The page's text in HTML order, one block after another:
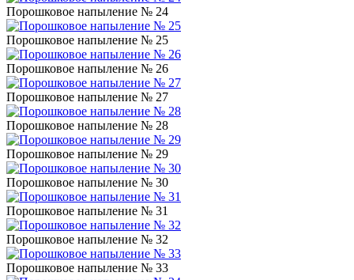
Порошковое напыление № 24
Порошковое напыление № 25
Порошковое напыление № 26
Порошковое напыление № 27
Порошковое напыление № 28
Порошковое напыление № 29
Порошковое напыление № 30
Порошковое напыление № 31
Порошковое напыление № 32
Порошковое напыление № 33